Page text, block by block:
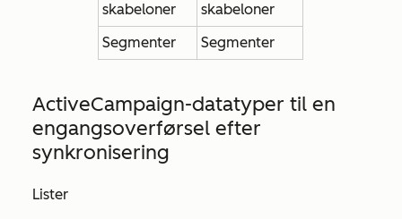
skabeloner
skabeloner
Segmenter
Segmenter
ActiveCampaign-datatyper til en
engangsoverførsel efter
synkronisering
Lister